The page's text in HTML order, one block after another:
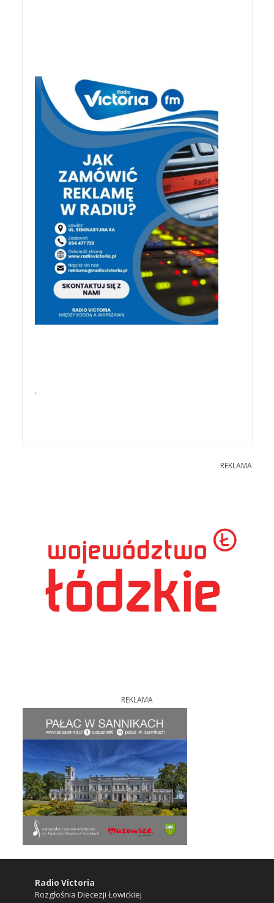
.
REKLAMA
REKLAMA
Radio Victoria
Rozgłośnia Diecezji Łowickiej